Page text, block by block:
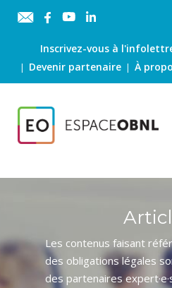
Inscrivez-vous à
| Devenir partenaire |À
Les contenus faisant
des obligations légales
des partenaires